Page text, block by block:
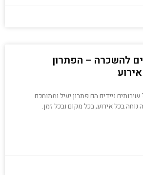
להשכרה – הפתרון
ניידים הם פתרון יעיל ומתוחכם
נוחה בכל אירוע, בכל מקום ובכל זמן.